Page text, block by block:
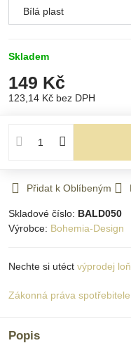
Skladem
149 Kč
123,14 Kč bez DPH
Přidat k Oblíbeným
Skladové číslo: BALD050
Výrobce: Bohemia-Design
Nechte si utéct výprodej
Zákonná práva spotřebitele
Popis